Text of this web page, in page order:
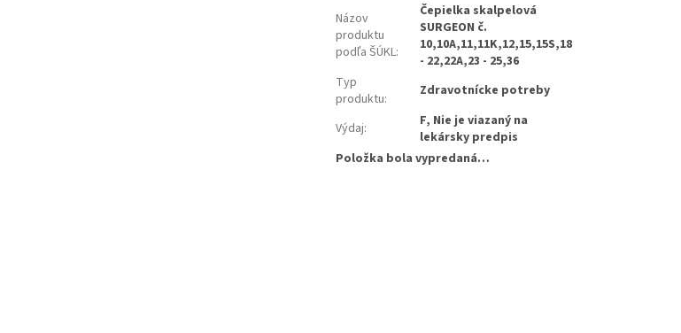
Názov
produktu
podľa ŠÚKL:
Čepielka skalpelová
SURGEON č.
10,10A,11,11K,12,15,15S,18
- 22,22A,23 - 25,36
Typ
produktu: Zdravotnícke potreby
Výdaj:
F, Nie je viazaný na
lekársky predpis
Položka bola vypredaná…